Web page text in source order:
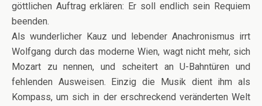
göttlichen Auftrag erklären: Er soll endlich sein Requiem
beenden.
Als wunderlicher Kauz und lebender Anachronismus irrt
Wolfgang durch das moderne Wien, wagt nicht mehr, sich
Mozart zu nennen, und scheitert an U-Bahntüren und
fehlenden Ausweisen. Einzig die Musik dient ihm als
Kompass, um sich in der erschreckend veränderten Welt